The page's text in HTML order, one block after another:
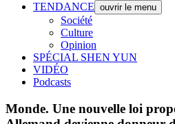
TENDANCE ouvrir le menu
Société
Culture
Opinion
SPÉCIAL SHEN YUN
VIDÉO
Podcasts
Monde. Une nouvelle loi